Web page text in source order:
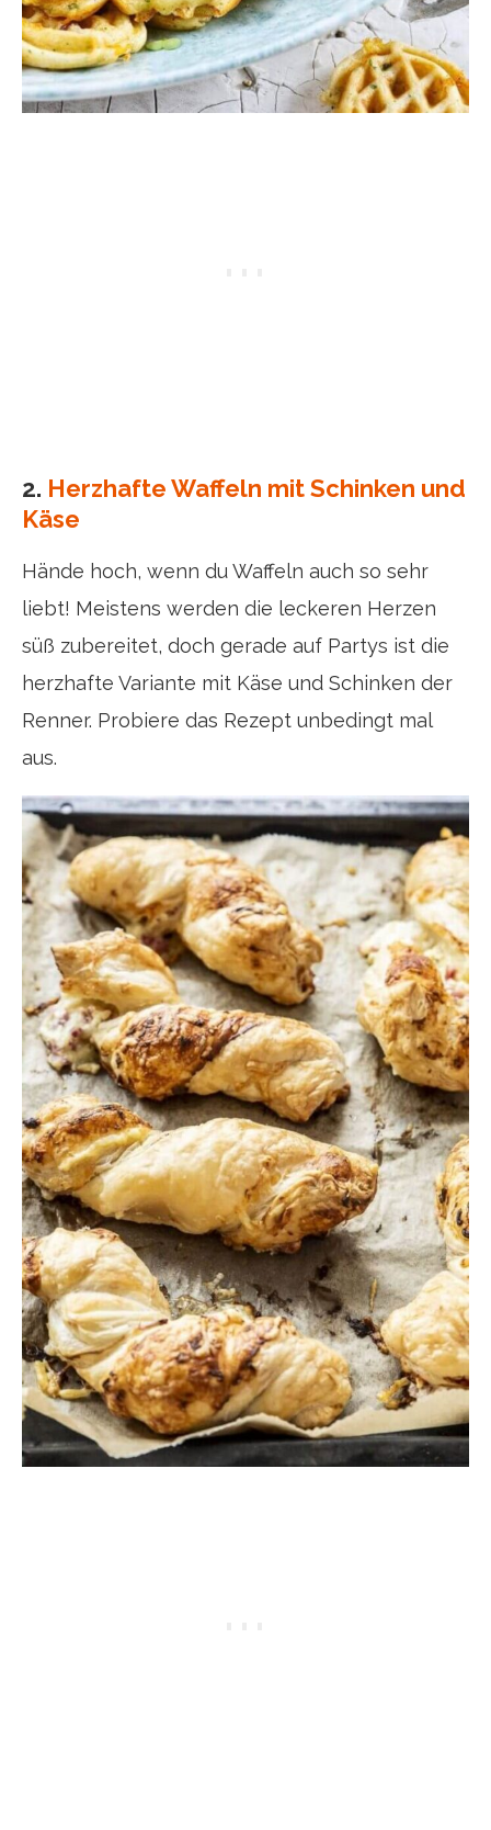
2. Herzhafte Waffeln mit Schinken und
Käse
Hände hoch, wenn du Waffeln auch so sehr
liebt! Meistens werden die leckeren Herzen
süß zubereitet, doch gerade auf Partys ist die
herzhafte Variante mit Käse und Schinken der
Renner. Probiere das Rezept unbedingt mal
aus.